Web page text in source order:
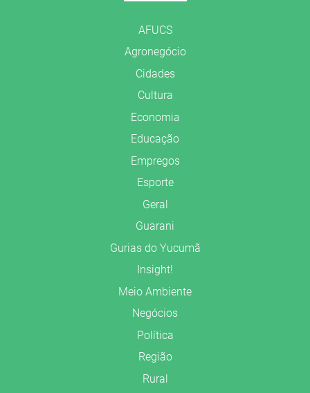
AFUCS
Agronegócio
Cidades
Cultura
Economia
Educação
Empregos
Esporte
Geral
Guarani
Gurias do Yucumã
Insight!
Meio Ambiente
Negócios
Política
Região
Rural